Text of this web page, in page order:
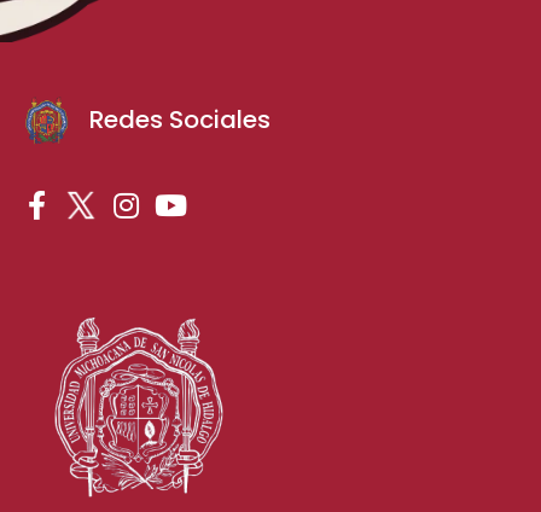
Redes Sociales